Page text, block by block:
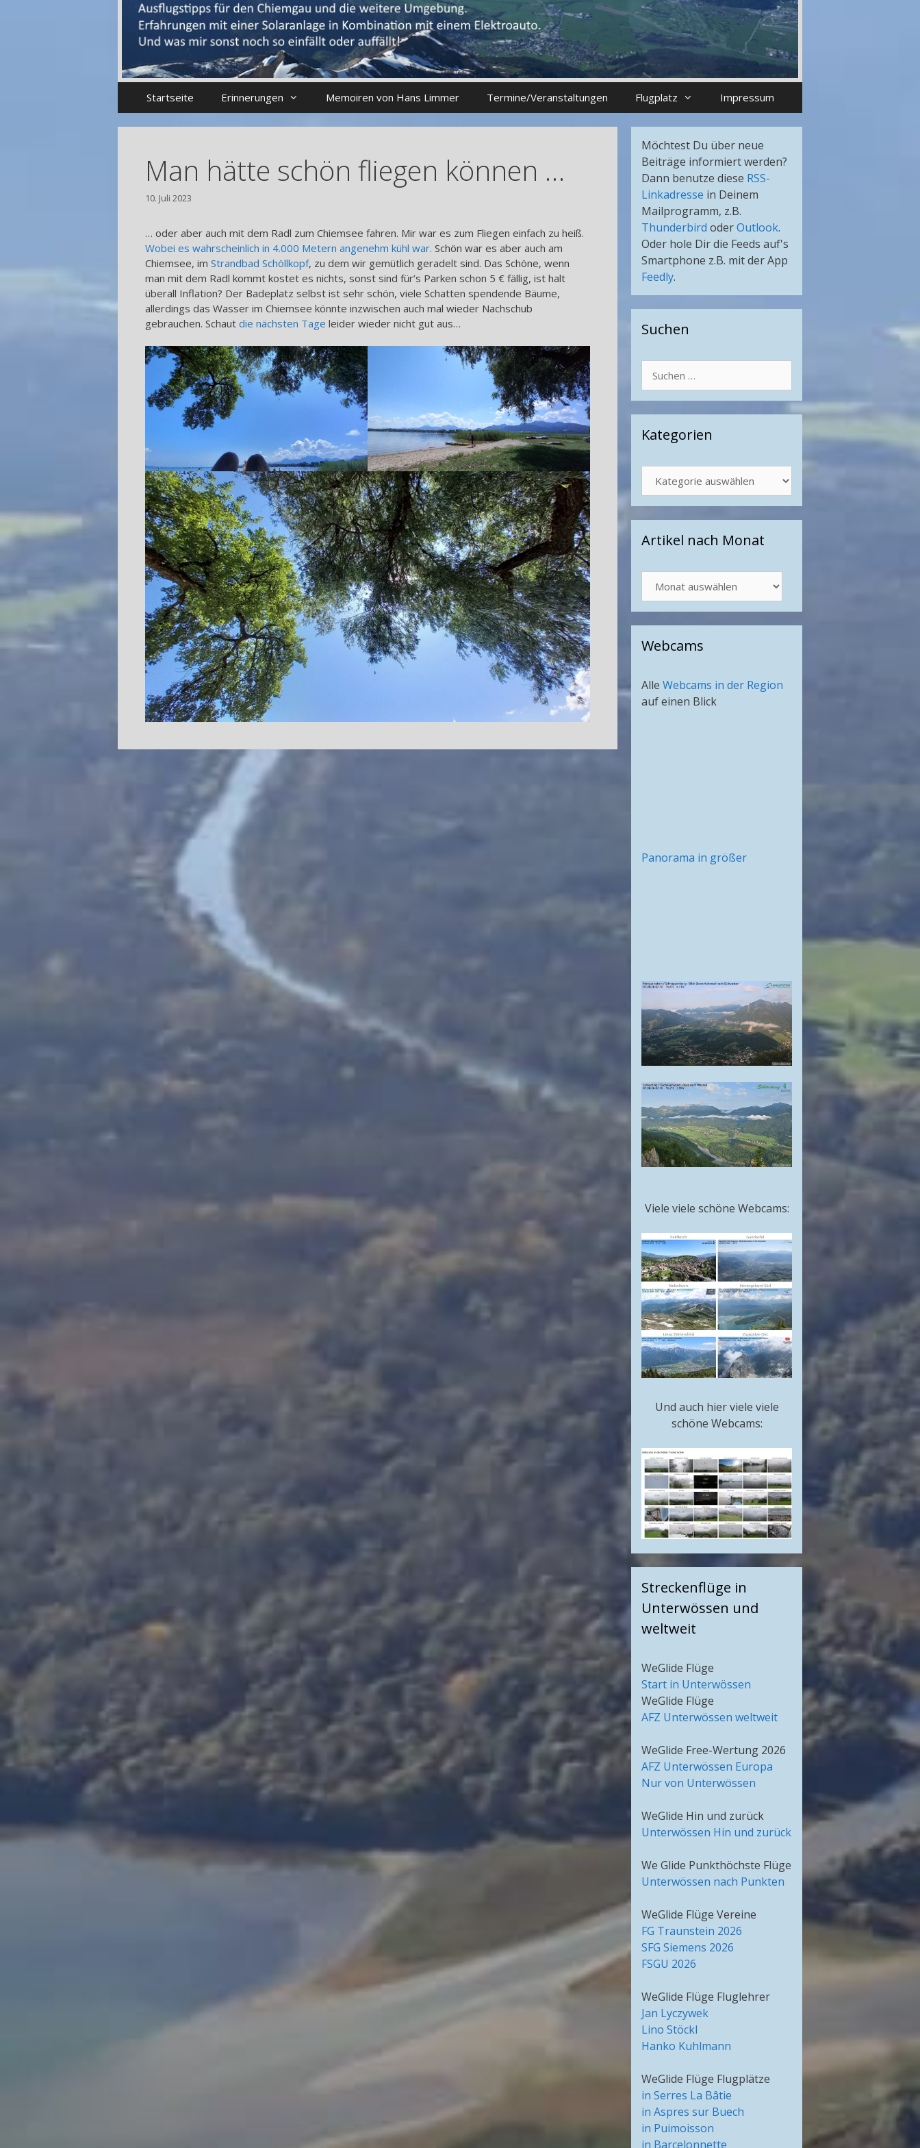
Startseite Erinnerungen Memoiren von Hans Limmer Termine/Veranstaltungen Flugplatz Impressum
Man hätte schön fliegen können …
10. Juli 2023
… oder aber auch mit dem Radl zum Chiemsee fahren. Mir war es zum Fliegen einfach zu heiß.
Wobei es wahrscheinlich in 4.000 Metern angenehm kühl war. Schön war es aber auch am
Chiemsee, im Strandbad Schöllkopf, zu dem wir gemütlich geradelt sind. Das Schöne, wenn
man mit dem Radl kommt kostet es nichts, sonst sind für’s Parken schon 5 € fällig, ist halt
überall Inflation? Der Badeplatz selbst ist sehr schön, viele Schatten spendende Bäume,
allerdings das Wasser im Chiemsee könnte inzwischen auch mal wieder Nachschub
gebrauchen. Schaut die nächsten Tage leider wieder nicht gut aus…
Möchtest Du über neue
Beiträge informiert werden?
Dann benutze diese RSS-
Linkadresse in Deinem
Mailprogramm, z.B.
Thunderbird oderOutlook.
Oder hole Dir die Feeds auf's
Smartphone z.B. mit der App
Feedly.
Suchen
nach:
Kategorien
Artikel nach Monat
nach
Monat
Webcams
Alle Webcams in der Region
auf einen Blick
Panorama in größer
Viele viele schöne Webcams:
Und auch hier viele viele
schöne Webcams:
Streckenflüge in
Unterwössen und
weltweit
WeGlide Flüge
Start in Unterwössen
WeGlide Flüge
AFZ Unterwössen weltweit
WeGlide Free-Wertung 2026
AFZ Unterwössen Europa
Nur von Unterwössen
WeGlide Hin und zurück
Unterwössen Hin und zurück
We Glide Punkthöchste Flüge
Unterwössen nach Punkten
WeGlide Flüge Vereine
FG Traunstein 2026
SFG Siemens 2026
FSGU 2026
WeGlide Flüge Fluglehrer
Jan Lyczywek
Lino Stöckl
Hanko Kuhlmann
WeGlide Flüge Flugplätze
in Serres La Bâtie
in Aspres sur Buech
in Puimoisson
in Barcelonnette